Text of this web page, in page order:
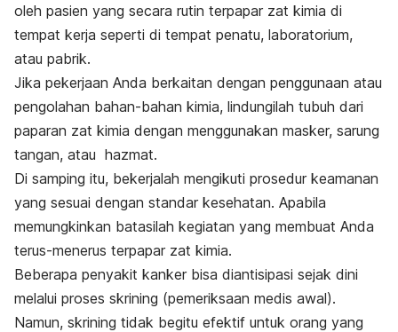
oleh pasien yang secara rutin terpapar zat kimia di
tempat kerja seperti di tempat penatu, laboratorium,
atau pabrik.
Jika pekerjaan Anda berkaitan dengan penggunaan atau
pengolahan bahan-bahan kimia, lindungilah tubuh dari
paparan zat kimia dengan menggunakan masker, sarung
tangan, atau hazmat.
Di samping itu, bekerjalah mengikuti prosedur keamanan
yang sesuai dengan standar kesehatan. Apabila
memungkinkan batasilah kegiatan yang membuat Anda
terus-menerus terpapar zat kimia.
Beberapa penyakit kanker bisa diantisipasi sejak dini
melalui proses skrining (pemeriksaan medis awal).
Namun, skrining tidak begitu efektif untuk orang yang